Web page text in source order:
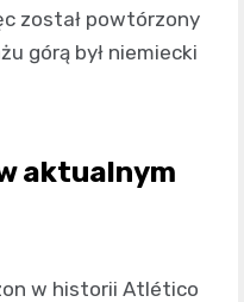
został powtórzony
górą był niemiecki
aktualnym
w historii Atlético